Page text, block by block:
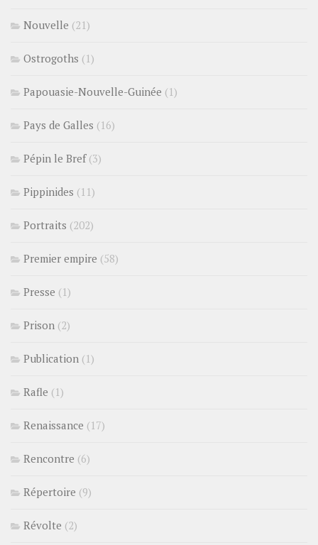
Nouvelle (21)
Ostrogoths (1)
Papouasie-Nouvelle-Guinée (1)
Pays de Galles (16)
Pépin le Bref(3)
Pippinides (11)
Portraits (202)
Premier empire (58)
Presse (1)
Prison (2)
Publication (1)
Rafle (1)
Renaissance (17)
Rencontre (6)
Répertoire (9)
Révolte (2)